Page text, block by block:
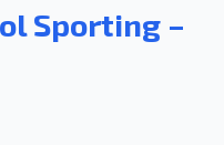
Sporting –